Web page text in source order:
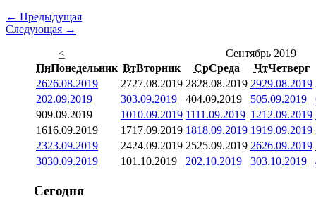
← Предыдущая
Следующая →
<
Сентябрь 2019
ПнПонедельник ВтВторник СрСреда ЧтЧетверг
2626.08.2019 2727.08.2019 2828.08.2019 2929.08.2019
202.09.2019 303.09.2019 404.09.2019 505.09.2019
909.09.2019 1010.09.2019 1111.09.2019 1212.09.2019
1616.09.2019 1717.09.2019 1818.09.2019 1919.09.2019
2323.09.2019 2424.09.2019 2525.09.2019 2626.09.2019
3030.09.2019 101.10.2019 202.10.2019 303.10.2019
Сегодня